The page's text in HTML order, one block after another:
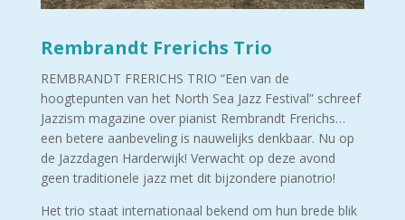
Rembrandt Frerichs Trio
REMBRANDT FRERICHS TRIO “Een van de
hoogtepunten van het North Sea Jazz Festival” schreef
Jazzism magazine over pianist Rembrandt Frerichs…
een betere aanbeveling is nauwelijks denkbaar. Nu op
de Jazzdagen Harderwijk! Verwacht op deze avond
geen traditionele jazz met dit bijzondere pianotrio!
Het trio staat internationaal bekend om hun brede blik